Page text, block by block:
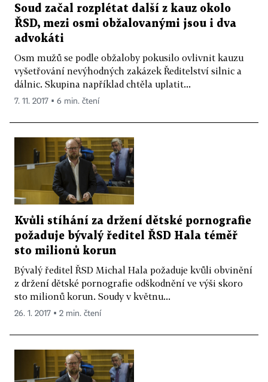
Soud začal rozplétat další z kauz okolo
ŘSD, mezi osmi obžalovanými jsou i dva
advokáti
Osm mužů se podle obžaloby pokusilo ovlivnit kauzu
vyšetřování nevýhodných zakázek Ředitelství silnic a
dálnic. Skupina například chtěla uplatit...
7. 11. 2017 ▪ 6 min. čtení
Kvůli stíhání za držení dětské pornografie
požaduje bývalý ředitel ŘSD Hala téměř
sto milionů korun
Bývalý ředitel ŘSD Michal Hala požaduje kvůli obvinění
z držení dětské pornografie odškodnění ve výši skoro
sto milionů korun. Soudy v květnu...
26. 1. 2017 ▪ 2 min. čtení